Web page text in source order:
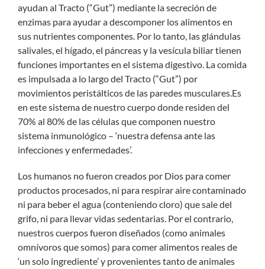
ayudan al Tracto (“Gut”) mediante la secreción de
enzimas para ayudar a descomponer los alimentos en
sus nutrientes componentes. Por lo tanto, las glándulas
salivales, el hígado, el páncreas y la vesícula biliar tienen
funciones importantes en el sistema digestivo. La comida
es impulsada a lo largo del Tracto (“Gut”) por
movimientos peristálticos de las paredes musculares.Es
en este sistema de nuestro cuerpo donde residen del
70% al 80% de las células que componen nuestro
sistema inmunológico – ‘nuestra defensa ante las
infecciones y enfermedades’.
Los humanos no fueron creados por Dios para comer
productos procesados, ni para respirar aire contaminado
ni para beber el agua (conteniendo cloro) que sale del
grifo, ni para llevar vidas sedentarias. Por el contrario,
nuestros cuerpos fueron diseñados (como animales
omnívoros que somos) para comer alimentos reales de
‘un solo ingrediente’ y provenientes tanto de animales